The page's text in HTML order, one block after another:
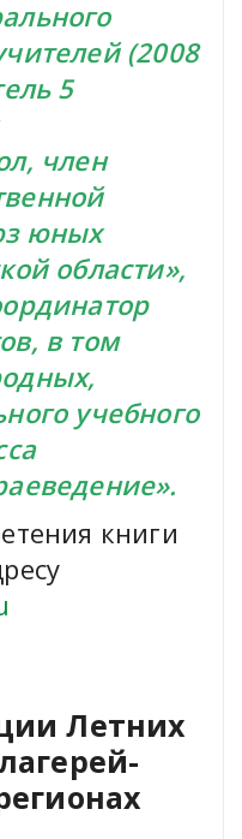
(2008
5
член
юных
области»,
в том
учебного
книги
Летних